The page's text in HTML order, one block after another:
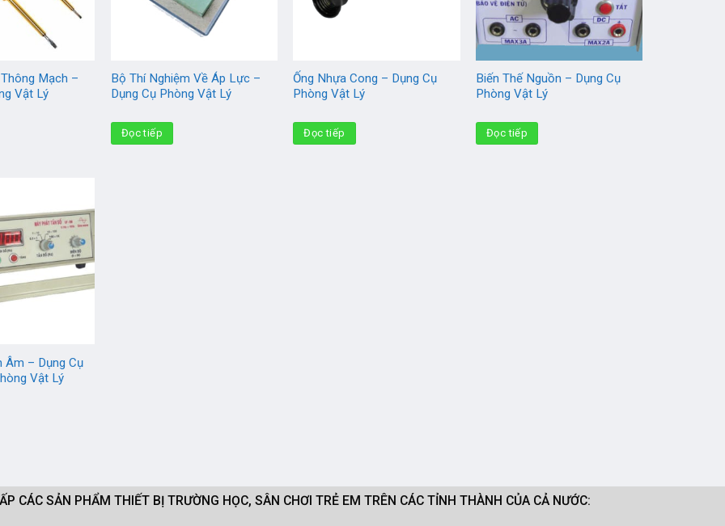
Mạch –
Vật Lý
Bộ Thí Nghiệm Về Áp Lực –
Dụng Cụ Phòng Vật Lý
Đọc tiếp
Ống Nhựa Cong – Dụng Cụ
Phòng Vật Lý
Đọc tiếp
Biến Thế Nguồn – Dụng Cụ
Phòng Vật Lý
Đọc tiếp
Âm – Dụng Cụ
Vật Lý
CÁC SẢN PHẨM THIẾT BỊ TRƯỜNG HỌC, SÂN CHƠI TRẺ EM TRÊN CÁC TỈNH THÀNH CỦA CẢ NƯỚC: